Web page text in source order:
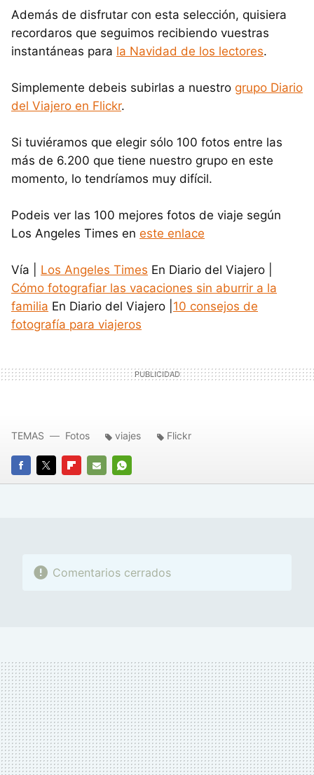
Además de disfrutar con esta selección, quisiera
recordaros que seguimos recibiendo vuestras
instantáneas para la Navidad de los lectores.
Simplemente debeis subirlas a nuestro grupo Diario
del Viajero en Flickr.
Si tuviéramos que elegir sólo 100 fotos entre las
más de 6.200 que tiene nuestro grupo en este
momento, lo tendríamos muy difícil.
Podeis ver las 100 mejores fotos de viaje según
Los Angeles Times en este enlace
Vía | Los Angeles Times En Diario del Viajero |
Cómo fotografiar las vacaciones sin aburrir a la
familia En Diario del Viajero | 10 consejos de
fotografía para viajeros
FACEBOOK
TWITTERFLIPBOARD
E-
WHATSAPP
TEMAS Fotos viajes Flickr
Comentarios cerrados